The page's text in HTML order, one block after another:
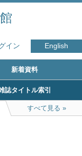
イン English
新着資料
誌タイトル索引
すべて見る